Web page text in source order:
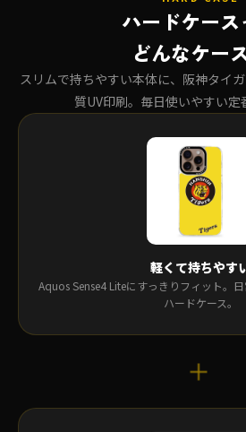
ハードケース
どんなケー
スリムで持ちやすい本体に、阪神タイ
質UV印刷。毎日使いやすい定
軽くて持ちやす
Aquos Sense4 Liteにすっきりフィット。
ハードケース。
＋